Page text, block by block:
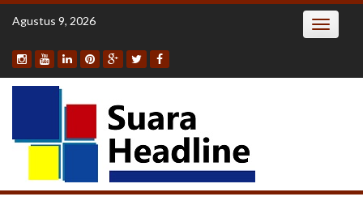
Skip
Agustus 9, 2026 Toggle